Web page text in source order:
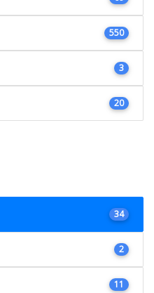
550
3
20
34
2
11